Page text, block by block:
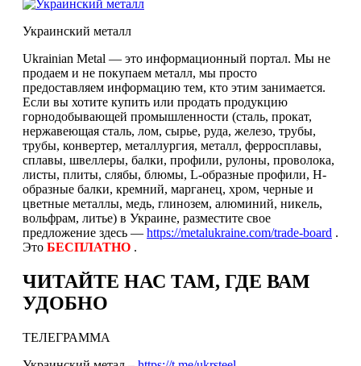
Украинский металл
Ukrainian Metal — это информационный портал. Мы не
продаем и не покупаем металл, мы просто
предоставляем информацию тем, кто этим занимается.
Если вы хотите купить или продать продукцию
горнодобывающей промышленности (сталь, прокат,
нержавеющая сталь, лом, сырье, руда, железо, трубы,
трубы, конвертер, металлургия, металл, ферросплавы,
сплавы, швеллеры, балки, профили, рулоны, проволока,
листы, плиты, слябы, блюмы, L-образные профили, H-
образные балки, кремний, марганец, хром, черные и
цветные металлы, медь, глинозем, алюминий, никель,
вольфрам, литье) в Украине, разместите свое
предложение здесь — https://metalukraine.com/trade-board .
Это БЕСПЛАТНО .
ЧИТАЙТЕ НАС ТАМ, ГДЕ ВАМ
УДОБНО
ТЕЛЕГРАММА